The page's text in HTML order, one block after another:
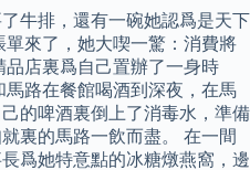
牛排，還有一碗她認爲是天下
來了，她大喫一驚：消費將
品店裏爲自己置辦了一身時
路在餐館喝酒到深夜，在馬
的啤酒裏倒上了消毒水，準備
裏的馬路一飲而盡。 在一間
爲她特意點的冰糖燉燕窩，邊